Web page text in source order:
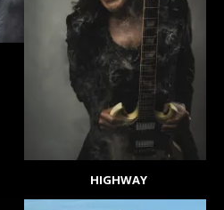
HIGHWAY